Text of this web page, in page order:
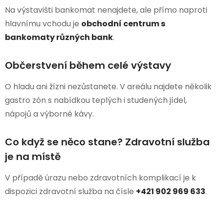
Na výstavišti bankomat nenajdete, ale přímo naproti
hlavnímu vchodu je obchodní centrum s
bankomaty různých bank.
Občerstvení během celé výstavy
O hladu ani žízni nezůstanete. V areálu najdete několik
gastro zón s nabídkou teplých i studených jídel,
nápojů a výborné kávy.
Co když se něco stane? Zdravotní služba
je na místě
V případě úrazu nebo zdravotních komplikací je k
dispozici zdravotní služba na čísle +421 902 969 633.